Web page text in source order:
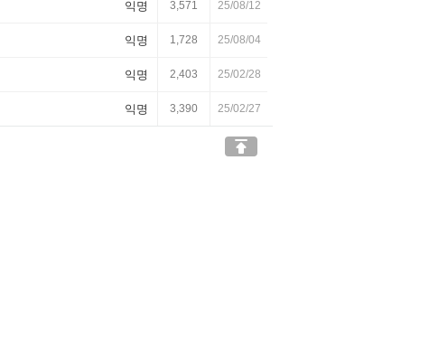
익명 3,571 25/08/12
익명 1,728 25/08/04
익명 2,403 25/02/28
익명 3,390 25/02/27
